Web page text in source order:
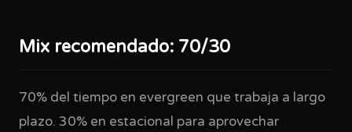
Mix recomendado: 70/30
70% del tiempo en evergreen que trabaja a largo
plazo. 30% en estacional para aprovechar